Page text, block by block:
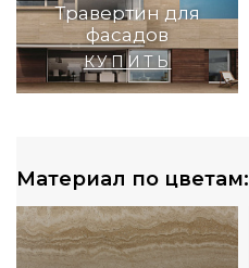
Травертин для
фасадов
КУПИТЬ
Материал по цветам: